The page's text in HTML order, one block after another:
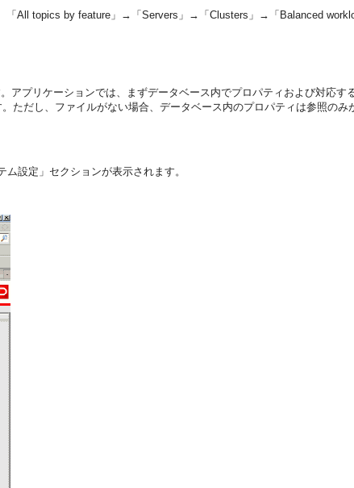
「All topics by feature」→「Servers」→「Clusters」→「Balanced
プリケーションでは、まずデータベース内でプロパティおよび対応す
ただし、ファイルがない場合、データベース内のプロパティは参照の
設定」セクションが表示されます。